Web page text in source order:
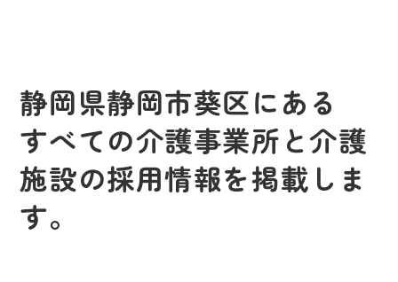
静岡県静岡市葵区にある
すべての介護事業所と介護
施設の採用情報を掲載しま
す。